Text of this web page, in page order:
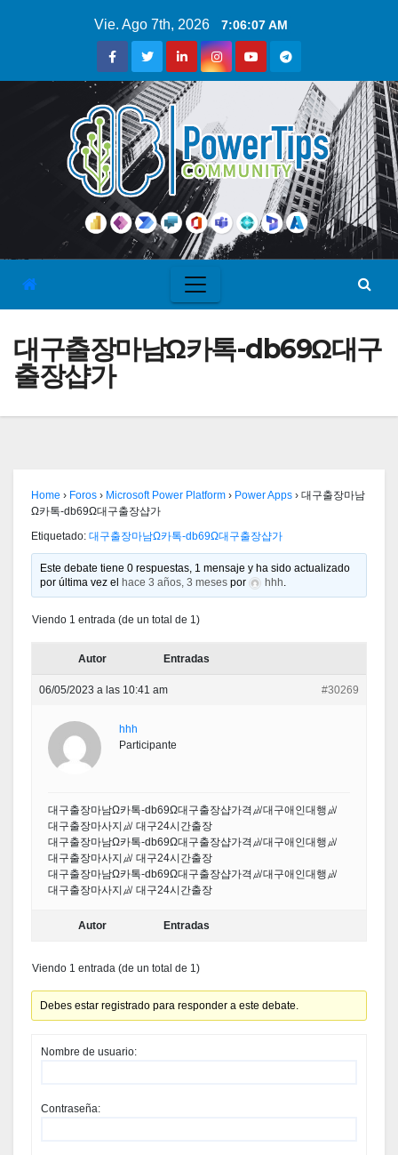
Vie. Ago 7th, 2026 7:06:08 AM
대구출장마남Ω카톡-db69Ω대구
출장샵가
Home › Foros › Microsoft Power Platform › Power Apps › 대구출장마남
Ω카톡-db69Ω대구출장샵가
Etiquetado: 대구출장마남Ω카톡-db69Ω대구출장샵가
Este debate tiene 0 respuestas, 1 mensaje y ha sido actualizado
por última vez el
hace 3 años, 3 meses por hhh.
Viendo 1 entrada (de un total de 1)
Autor Entradas
06/05/2023 a las 10:41 am #30269
hhh
Participante
대구출장마남Ω카톡-db69Ω대구출장샵가격㎶대구애인대행㎶
대구출장마사지㎶ 대구24시간출장
대구출장마남Ω카톡-db69Ω대구출장샵가격㎶대구애인대행㎶
대구출장마사지㎶ 대구24시간출장
대구출장마남Ω카톡-db69Ω대구출장샵가격㎶대구애인대행㎶
대구출장마사지㎶ 대구24시간출장
Autor Entradas
Viendo 1 entrada (de un total de 1)
Debes estar registrado para responder a este debate.
Nombre de usuario:
Contraseña: